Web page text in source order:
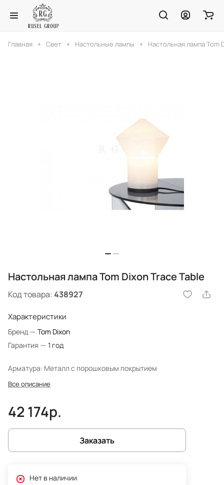
Главная Свет Настольные лампы Настольная лампа Tom
Настольная лампа Tom Dixon Trace Table
Код товара:438927
Характеристики
Бренд — Tom Dixon
Гарантия — 1 год
Арматура: Металл с порошковым покрытием
Все описание
42 174р.
Заказать
Нет в наличии